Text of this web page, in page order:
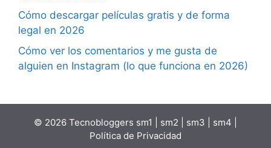
Cómo descargar películas gratis y de forma
legal en 2026
Cómo ver los comentarios y me gusta de
alguien en Instagram (lo que funciona en 2026)
© 2026 Tecnobloggers sm1 sm2 sm3 sm4
Política de Privacidad